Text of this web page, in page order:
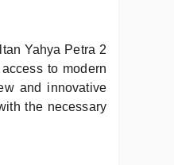
Yahya Petra 2
to modern
and innovative
the necessary